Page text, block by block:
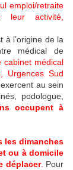
emploi/retraite
leur activité,
l’origine de la
médical de
cabinet médical
Urgences Sud
au sein
podologue,
occupent à
les dimanches
ou à domicile
déplacer. Pour